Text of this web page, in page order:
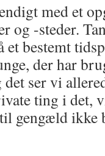
med et
og -steder.
et bestemt
der har
ser vi
ting i det,
gengæld ikke